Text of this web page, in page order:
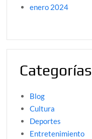
enero 2024
Categorías
Blog
Cultura
Deportes
Entretenimiento